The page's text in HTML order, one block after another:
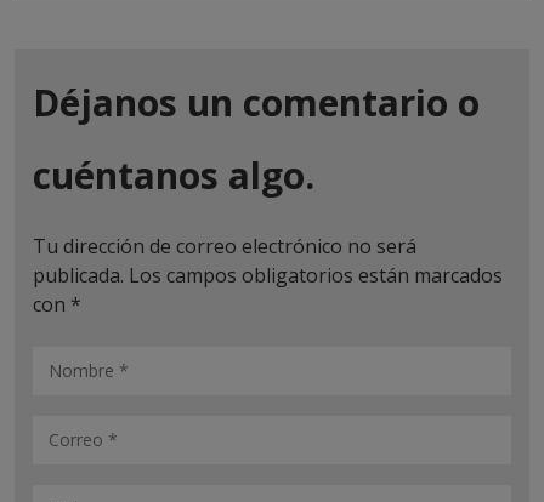
Déjanos un comentario o
cuéntanos algo.
Tu dirección de correo electrónico no será
publicada. Los campos obligatorios están marcados
con *